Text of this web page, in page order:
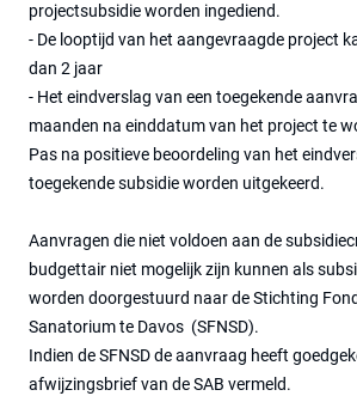
projectsubsidie worden ingediend.
- De looptijd van het aangevraagde project
dan 2 jaar
- Het eindverslag van een toegekende
maanden na einddatum van het project te
Pas na positieve beoordeling van het
toegekende subsidie worden uitgekeerd.
Aanvragen die niet voldoen aan de
budgettair niet mogelijk zijn kunnen als
worden doorgestuurd naar de Stichting
Sanatorium te Davos (SFNSD).
Indien de SFNSD de aanvraag heeft
afwijzingsbrief van de SAB vermeld.